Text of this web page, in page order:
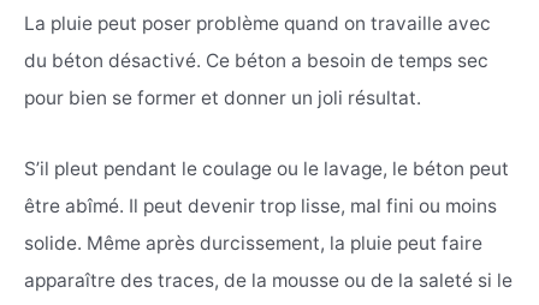
La pluie peut poser problème quand on travaille avec
du béton désactivé. Ce béton a besoin de temps sec
pour bien se former et donner un joli résultat.
S’il pleut pendant le coulage ou le lavage, le béton peut
être abîmé. Il peut devenir trop lisse, mal fini ou moins
solide. Même après durcissement, la pluie peut faire
apparaître des traces, de la mousse ou de la saleté si le